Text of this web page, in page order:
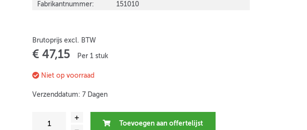
Fabrikantnummer:
151010
Brutoprijs excl. BTW
€ 47,15 Per 1 stuk
Niet op voorraad
Verzenddatum: 7 Dagen
Toevoegen aan offertelijst